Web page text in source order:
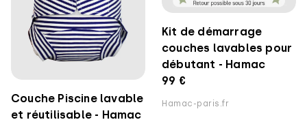
Kit de démarrage
couches lavables pour
débutant - Hamac
99 €
Hamac-paris.fr
Couche Piscine lavable
et réutilisable - Hamac